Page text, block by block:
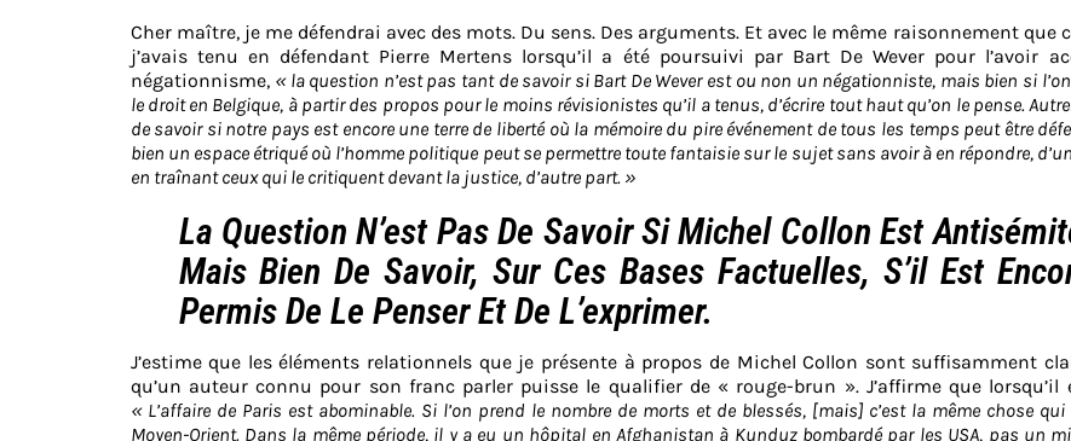
Cher maître, je me défendrai avec des mots. Du sens. Des arguments. Et avec le même raisonnement que
j’avais tenu en défendant Pierre Mertens lorsqu’il a été poursuivi par Bart De Wever pour l’avoir
négationnisme, « la question n’est pas tant de savoir si Bart De Wever est ou non un négationniste, mais bien si
le droit en Belgique, à partir des propos pour le moins révisionistes qu’il a tenus, d’écrire tout haut qu’on le pense.
de savoir si notre pays est encore une terre de liberté où la mémoire du pire événement de tous les temps peut être
bien un espace étriqué où l’homme politique peut se permettre toute fantaisie sur le sujet sans avoir à en répondre,
en traînant ceux qui le critiquent devant la justice, d’autre part. »
La Question N’est Pas De Savoir Si Michel Collon Est
Mais Bien De Savoir, Sur Ces Bases Factuelles, S’il Est
Permis De Le Penser Et De L’exprimer.
J’estime que les éléments relationnels que je présente à propos de Michel Collon sont suffisamment
qu’un auteur connu pour son franc parler puisse le qualifier de « rouge-brun ». J’affirme que lorsqu’il
« L’affaire de Paris est abominable. Si l’on prend le nombre de morts et de blessés, [mais] c’est la même chose qui
Moyen-Orient. Dans la même période, il y a eu un hôpital en Afghanistan à Kunduz bombardé par les USA, pas un